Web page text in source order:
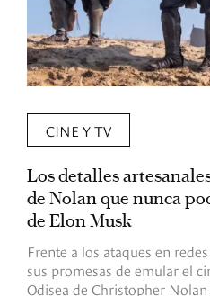
CINE Y TV
Los detalles artesanales
de Nolan que nunca
de Elon Musk
Frente a los ataques en
sus promesas de emular el
Odisea de Christopher